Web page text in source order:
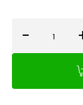
- Ilość